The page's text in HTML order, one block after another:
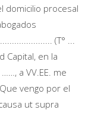
domicilio procesal
(T° ...
Capital, en la
a VV.EE. me
vengo por el
ut supra